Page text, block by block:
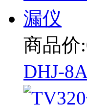
商品价
DHJ-